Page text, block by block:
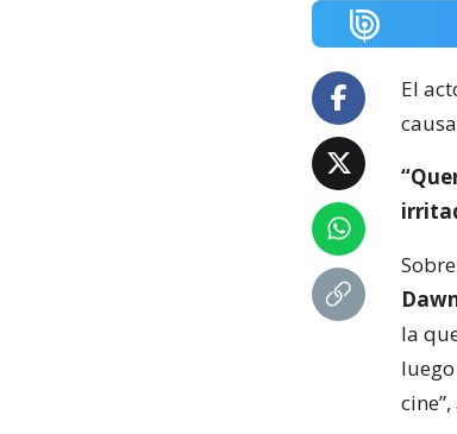
El
la
luego